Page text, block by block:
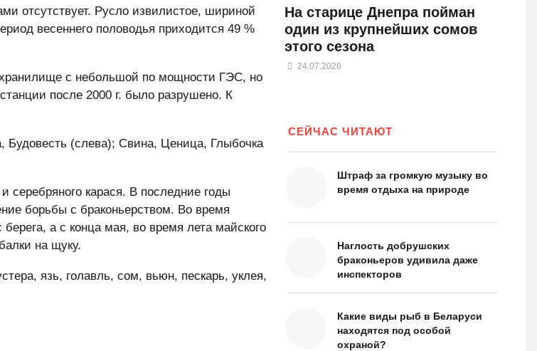
отсутствует. Русло извилистое, шириной
весеннего половодья приходится 49 %
с небольшой по мощности ГЭС, но
после 2000 г. было разрушено. К
Будовесть (слева); Свина, Ценица, Глыбочка
серебряного карася. В последние годы
борьбы с браконьерством. Во время
а с конца мая, во время лета майского
на щуку.
язь, голавль, сом, вьюн, пескарь, уклея,
На старице Днепра пойман
один из крупнейших сомов
этого сезона
24.07.2026
СЕЙЧАС ЧИТАЮТ
Штраф за громкую музыку во
время отдыха на природе
Наглость добрушских
браконьеров удивила даже
инспекторов
Какие виды рыб в Беларуси
находятся под особой
охраной?